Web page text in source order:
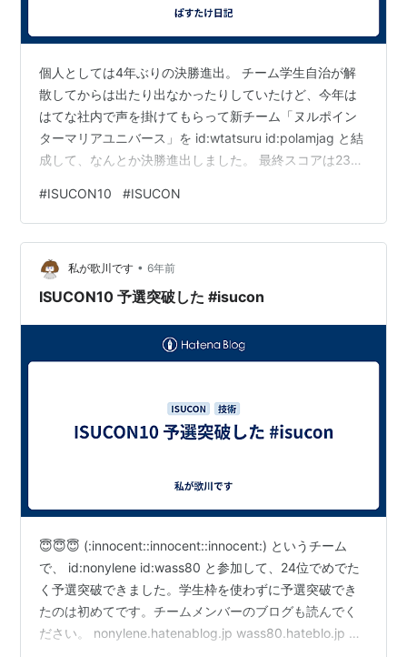
個人としては4年ぶりの決勝進出。 チーム学生自治が解
散してからは出たり出なかったりしていたけど、今年は
はてな社内で声を掛けてもらって新チーム「ヌルポイン
ターマリアユニバース」を id:wtatsuru id:polamjag と結
成して、なんとか決勝進出しました。 最終スコアは2335
たので、結構ギリだったとも言えそう。 チームとして何
をやったかは既にチームメンバーが書いてくれているの
で、そっちに任せて個人的な振り返りを書いておきま
す。 良かったこと 開始時間が12時に変わるのが決まった
ときに「14時に昼ごはん食べながら色々話しましょう…
#ISUCON10 #ISUCON
私が歌川です • 6年前
ISUCON10 予選突破した #isucon
😇😇😇 (:innocent::innocent::innocent:) というチーム
で、 id:nonylene id:wass80 と参加して、24位でめでた
く予選突破できました。学生枠を使わずに予選突破でき
たのは初めてです。チームメンバーのブログも読んでく
ださい。 nonylene.hatenablog.jp wass80.hateblo.jp 記